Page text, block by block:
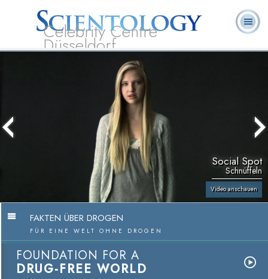
Celebrity Centre
Düsseldorf
Geistliche
Social Spot
Schnüffeln
Video anschauen
FAKTEN ÜBER DROGEN
FÜR EINE WELT OHNE DROGEN
FOUNDATION FOR A
DRUG-FREE WORLD